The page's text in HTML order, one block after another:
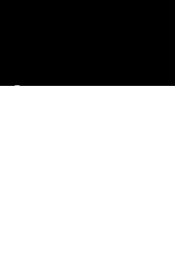
Отказ от ответственности